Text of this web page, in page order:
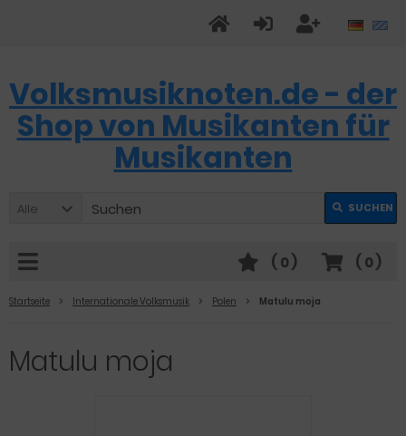
Volksmusiknoten.de - der
Shop von Musikanten für
Musikanten
Alle SUCHEN
( 0 )
( 0 )
Startseite Internationale Volksmusik Polen Matulu moja
Matulu moja